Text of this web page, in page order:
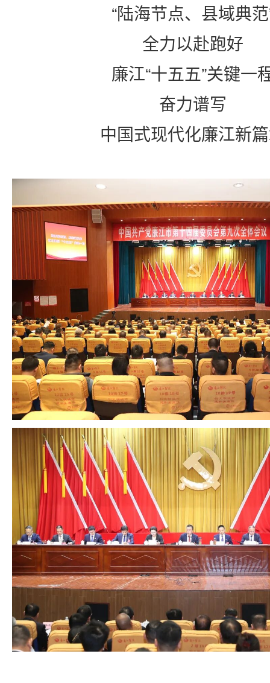
“陆海节点、县域典范
全力以赴跑好
廉江“十五五”关键一
奋力谱写
中国式现代化廉江新